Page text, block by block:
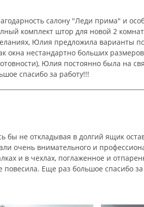
салону "Леди прима" и
комплект штор для новой 2
Юлия предложила варианты
окна нестандартно больших
Юлия постоянно была на
спасибо за работу!!!
бы не откладывая в долгий ящик
очень внимательного и
и в чехлах, поглаженное и
повесила. Еще раз большое